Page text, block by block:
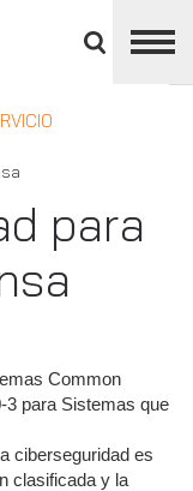
panel
para
Common
para Sistemas que
ciberseguridad es
clasificada y la